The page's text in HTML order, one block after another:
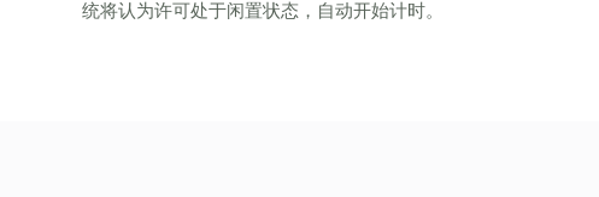
统将认为许可处于闲置状态，自动开始计时。